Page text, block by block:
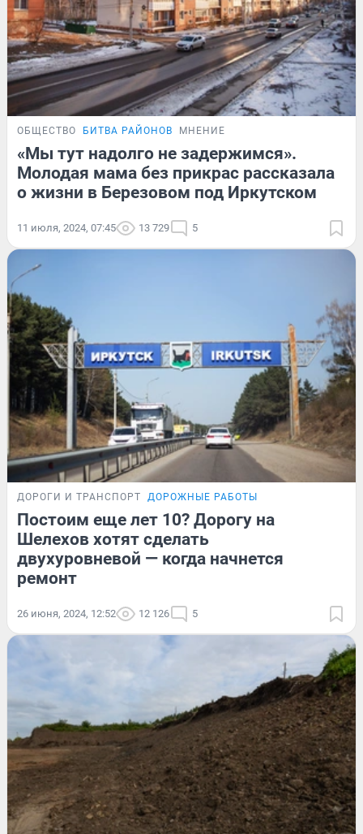
ОБЩЕСТВО БИТВА РАЙОНОВ МНЕНИЕ
«Мы тут надолго не задержимся».
Молодая мама без прикрас рассказала
о жизни в Березовом под Иркутском
11 июля, 2024, 07:45 13 729 5
ДОРОГИ И ТРАНСПОРТ ДОРОЖНЫЕ РАБОТЫ
Постоим еще лет 10? Дорогу на
Шелехов хотят сделать
двухуровневой — когда начнется
ремонт
26 июня, 2024, 12:52 12 126 5